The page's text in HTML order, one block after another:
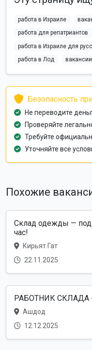
работа в Израиле
работа для репатриантов
работа в Израиле для
работа в Лод
Безопасность
Не переводите
Проверяйте
Требуйте
Уточняйте все
Похожие
Склад одежды —
час!
Кирьят Гат
22.11.2025
РАБОТНИК СКЛАДА -
Ашдод
12.12.2025